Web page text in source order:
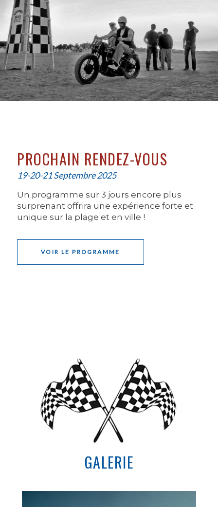
PROCHAIN RENDEZ-VOUS
19-20-21 Septembre 2025
Un programme sur 3 jours encore plus
surprenant offrira une expérience forte et
unique sur la plage et en ville !
VOIR LE PROGRAMME
GALERIE